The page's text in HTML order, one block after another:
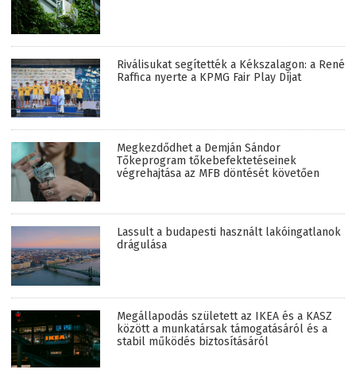
Riválisukat segítették a Kékszalagon: a René
Raffica nyerte a KPMG Fair Play Díjat
Megkezdődhet a Demján Sándor
Tőkeprogram tőkebefektetéseinek
végrehajtása az MFB döntését követően
Lassult a budapesti használt lakóingatlanok
drágulása
Megállapodás született az IKEA és a KASZ
között a munkatársak támogatásáról és a
stabil működés biztosításáról